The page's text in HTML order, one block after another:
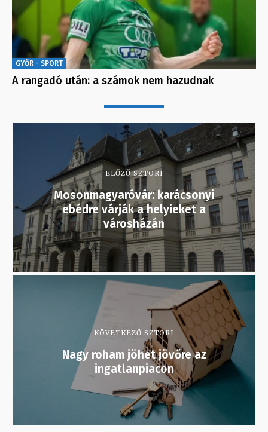
GYŐR - SPORT
A rangadó után: a számok nem hazudnak
ELŐZŐ SZTORI
Mosonmagyaróvár: karácsonyi
ebédre várják a helyieket a
városházán
KÖVETKEZŐ SZTORI
Nagy roham jöhet jövőre az
ingatlanpiacon